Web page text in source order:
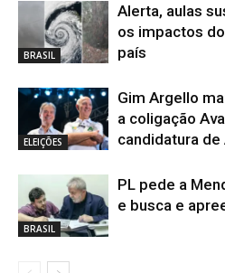
BRASIL
Alerta, aulas
os impactos
país
ELEIÇÕES
Gim Argello
a coligação
candidatura de
BRASIL
PL pede a
e busca e